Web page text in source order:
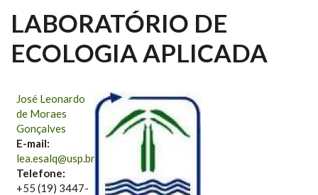
LABORATÓRIO DE
ECOLOGIA APLICADA
José Leonardo
de Moraes
Gonçalves
E-mail:
lea.esalq@usp.br
Telefone:
+55 (19) 3447-